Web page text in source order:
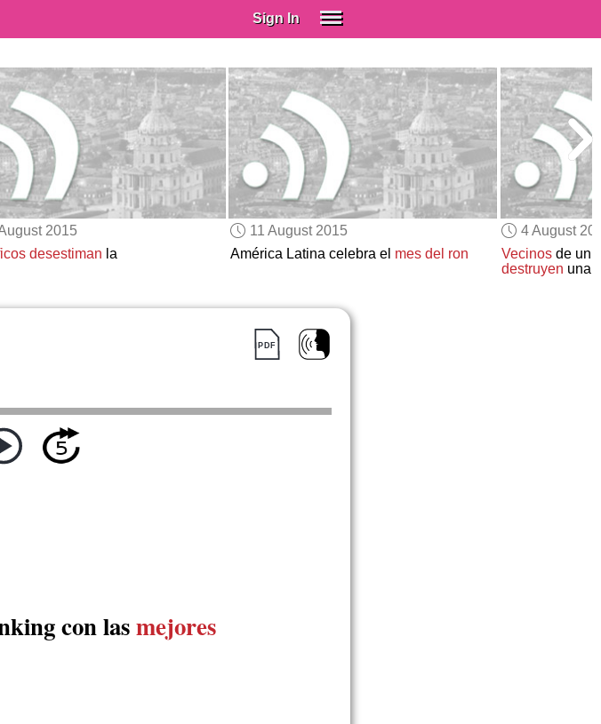
Sign In
Spanish (Spain)
Spanish (Latino)
SUBSCRIBE
EDUCATIONAL LICENSES
GIFT CARDS
OTHER LANGUAGES
2015
desestiman la
11 August 2015
América Latina celebra el mes del ron
4 August
Vecinos de un
destruyen una
con lasmejores